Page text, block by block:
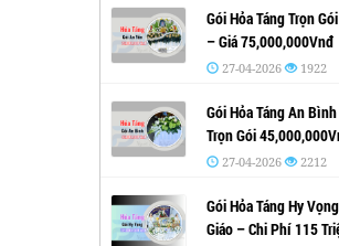
Gói Hỏa Táng Trọn
– Giá 75,000,000Vnđ
27-04-2026 1922
Gói Hỏa Táng An
Trọn Gói
27-04-2026 2212
Gói Hỏa Táng Hy
Giáo – Chi Phí 115